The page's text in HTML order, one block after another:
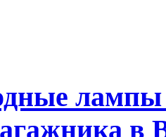
лампы
в